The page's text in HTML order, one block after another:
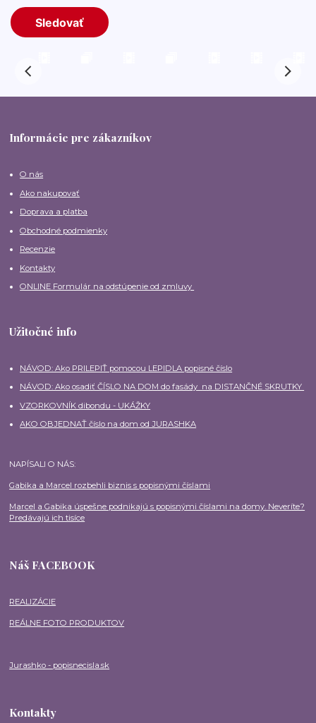
Informácie pre zákazníkov
O nás
Ako nakupovať
Doprava a platba
Obchodné podmienky
Recenzie
Kontakty
ONLINE Formulár na odstúpenie od zmluvy
Užitočné info
NÁVOD: Ako PRILEPIŤ pomocou LEPIDLA popisné číslo
NÁVOD: Ako osadiť ČÍSLO NA DOM do fasády na DISTANČNÉ SKRUTKY
VZORKOVNÍK dibondu - UKÁŽKY
AKO OBJEDNAŤ číslo na dom od JURASHKA
NAPÍSALI O NÁS:
Gabika a Marcel rozbehli biznis s popisnými číslami
Marcel a Gabika úspešne podnikajú s popisnými číslami na domy. Neveríte?
Predávajú ich tisíce
Náš FACEBOOK
REALIZÁCIE
REÁLNE FOTO PRODUKTOV
Jurashko - popisnecisla.sk
Kontakty